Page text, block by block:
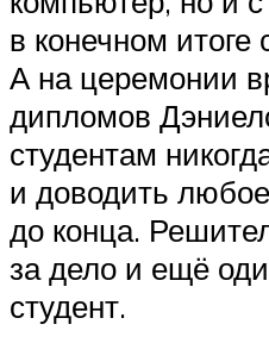
в конечном итоге
А на церемонии
дипломов
студентам
и доводить
до конца.
за дело и ещё
студент.